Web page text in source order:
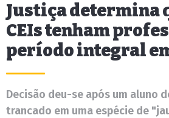
Justiça determina
CEIs tenham
período integral
Decisão deu-se após um aluno
trancado em uma espécie de